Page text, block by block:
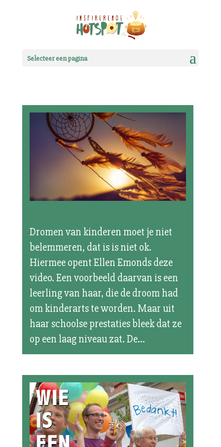
Selecteer een pagina
Dromen van kinderen moet je niet
belemmeren, dat is is niet ok.
Hiermee opent Ellen Emonds deze
video. Een voorbeeld daarvan is een
leerling van haar, die de droom had
om kinderarts te worden. Maar uit
haar schoolse prestaties bleek dat ze
op een laag niveau zat. De...